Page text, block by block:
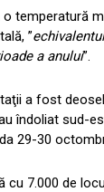
temperatură
”
a anului”.
a fost
îndoliat sud-
29-30
cu 7.000 de